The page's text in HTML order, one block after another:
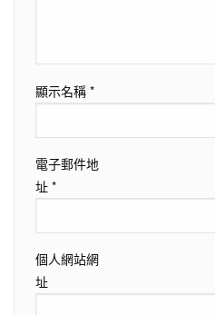
顯示名稱 *
電子郵件地
址 *
個人網站網
址